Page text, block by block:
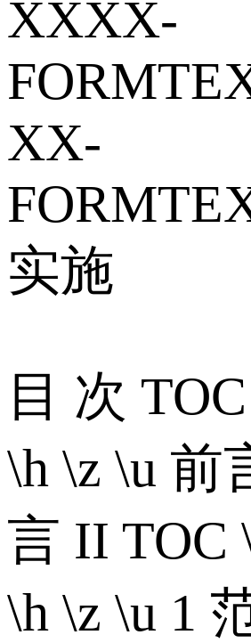
XXXX-
XX-
实施
目 次
\h \z \u 前
言 II TOC
\h \z \u 1